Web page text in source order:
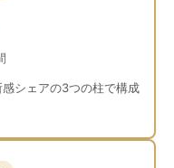
シェアの3つの柱で構成